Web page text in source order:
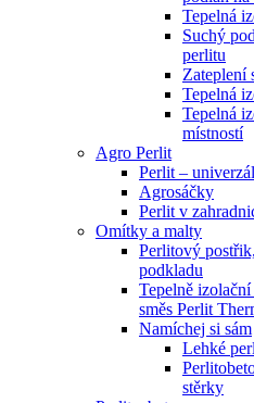
Tepelná
Suchý
perlitu
Zateplení
Tepelná
Tepelná
místností
Agro Perlit
Perlit –
Agrosáčky
Perlit v
Omítky a malty
Perlitový
podkladu
Tepelně
směs Perlit
Namíchej si sám
Lehké
stěrky